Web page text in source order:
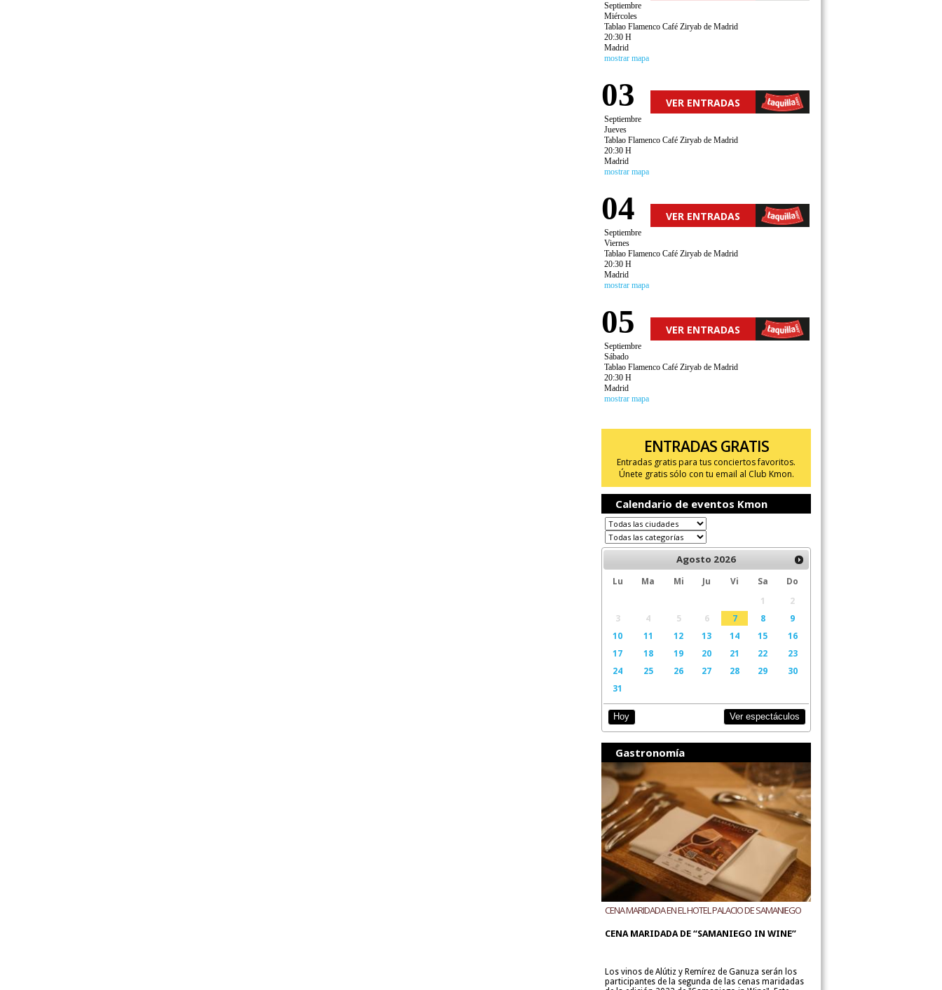
Septiembre
Miércoles
Tablao Flamenco Café Ziryab de Madrid
20:30 H
Madrid
mostrar mapa
03 VER ENTRADAS
Septiembre
Jueves
Tablao Flamenco Café Ziryab de Madrid
20:30 H
Madrid
mostrar mapa
04 VER ENTRADAS
Septiembre
Viernes
Tablao Flamenco Café Ziryab de Madrid
20:30 H
Madrid
mostrar mapa
05 VER ENTRADAS
Septiembre
Sábado
Tablao Flamenco Café Ziryab de Madrid
20:30 H
Madrid
mostrar mapa
ENTRADAS GRATIS
Entradas gratis para tus conciertos favoritos.
Únete gratis sólo con tu email al Club Kmon.
Calendario de eventos Kmon
Agosto 2026
Lu Ma Mi Ju Vi Sa
Do
1
2
3
4 5 6 7 8
9
10
11 12 13 14 15
16
17
18 19 20 21 22
23
24
25 26 27 28 29
30
31
Hoy Ver espectáculos
Gastronomía
CENA MARIDADA EN EL HOTEL PALACIO DE SAMANIEGO
CENA MARIDADA DE “SAMANIEGO IN WINE”
Los vinos de Alútiz y Remírez de Ganuza serán los
participantes de la segunda de las cenas maridadas